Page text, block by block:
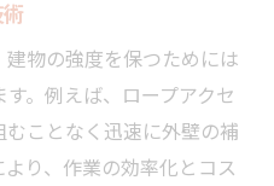
物の強度を保つためには
。例えば、ロープアクセ
ことなく迅速に外壁の補
り、作業の効率化とコス